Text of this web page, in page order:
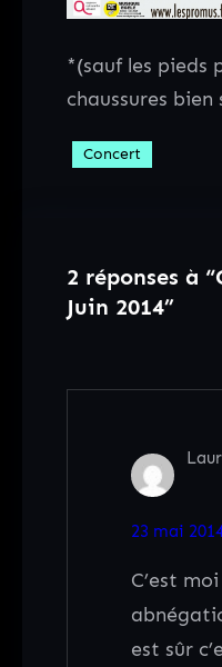
*(sauf les pieds
chaussures bien
Concert
2 réponses à
Juin 2014”
23 mai
C’est
est sûr